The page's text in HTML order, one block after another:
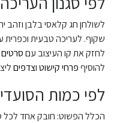
לשולחן חג קלאסי בלבן וזהב
שקוף. לעריכה טבעית
לחזק את קו העיצוב עםסרטים
להוסיףפרחי קישוטוצדפים
לפי כמות
הכלל הפשוט: חובק אחד לכל